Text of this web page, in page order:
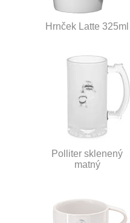
Hrnček Latte 325ml
Polliter sklenený
matný